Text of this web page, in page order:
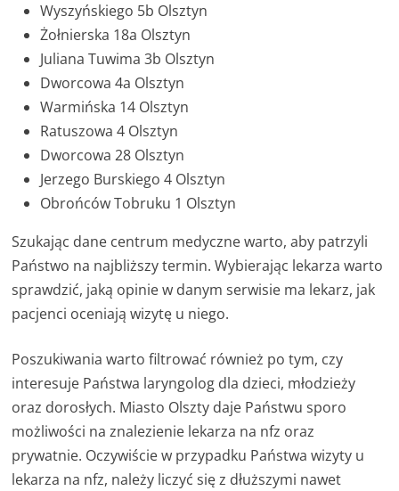
Wyszyńskiego 5b Olsztyn
Żołnierska 18a Olsztyn
Juliana Tuwima 3b Olsztyn
Dworcowa 4a Olsztyn
Warmińska 14 Olsztyn
Ratuszowa 4 Olsztyn
Dworcowa 28 Olsztyn
Jerzego Burskiego 4 Olsztyn
Obrońców Tobruku 1 Olsztyn
Szukając dane centrum medyczne warto, aby patrzyli
Państwo na najbliższy termin. Wybierając lekarza warto
sprawdzić, jaką opinie w danym serwisie ma lekarz, jak
pacjenci oceniają wizytę u niego.
Poszukiwania warto filtrować również po tym, czy
interesuje Państwa laryngolog dla dzieci, młodzieży
oraz dorosłych. Miasto Olszty daje Państwu sporo
możliwości na znalezienie lekarza na nfz oraz
prywatnie. Oczywiście w przypadku Państwa wizyty u
lekarza na nfz, należy liczyć się z dłuższymi nawet